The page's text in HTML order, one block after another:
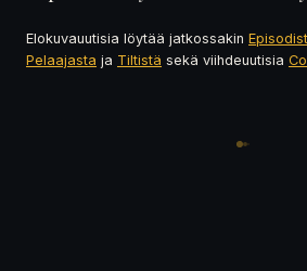
Elokuvauutisia löytää jatkossakin
Pelaajasta ja Tiltistä sekä viihdeuutisia